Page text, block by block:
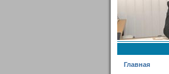
Главная